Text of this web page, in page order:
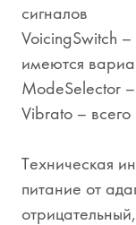
сигналов
VoicingSwitch –
имеются
ModeSelector
Vibrato – всего
Техническая
питание от